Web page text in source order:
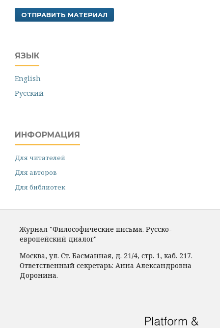
ОТПРАВИТЬ МАТЕРИАЛ
ЯЗЫК
English
Русский
ИНФОРМАЦИЯ
Для читателей
Для авторов
Для библиотек
Журнал "Философические письма. Русско-
европейский диалог"
Москва, ул. Ст. Басманная, д. 21/4, стр. 1, каб. 217.
Ответственный секретарь: Анна Александровна
Доронина.